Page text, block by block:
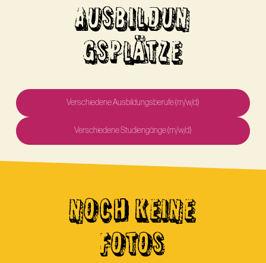
AUSBILDUN
GSPLÄTZE
Verschiedene Ausbildungsberufe (m/w/d)
Verschiedene Studiengänge (m/w/d)
NOCH KEINE
FOTOS